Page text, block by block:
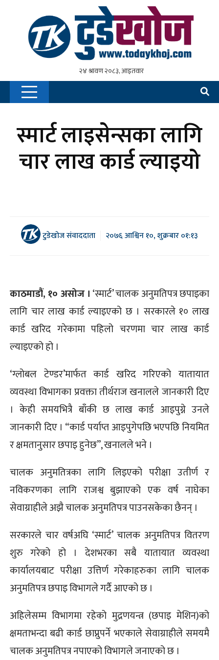
स्मार्ट लाइसेन्सका लागि
चार लाख कार्ड ल्याइयो
टुडेखोज संवाददाता २०७६ आश्विन १०, शुक्रबार ०१:१३
काठमाडौं, १० असोज । ‘स्मार्ट’ चालक अनुमतिपत्र छपाइका
लागि चार लाख कार्ड ल्याइएको छ । सरकारले १० लाख
कार्ड खरिद गरेकामा पहिलो चरणमा चार लाख कार्ड
ल्याइएको हो ।
‘ग्लोबल टेण्डर’मार्फत कार्ड खरिद गरिएको यातायात
व्यवस्था विभागका प्रवक्ता तीर्थराज खनालले जानकारी दिए
। केही समयभित्रै बाँकी छ लाख कार्ड आइपुग्ने उनले
जानकारी दिए । “कार्ड पर्याप्त आइपुगेपछि भएपछि नियमित
र क्षमतानुसार छपाइ हुनेछ”, खनालले भने ।
चालक अनुमतित्रका लागि लिइएको परीक्षा उतीर्ण र
नविकरणका लागि राजश्व बुझाएको एक वर्ष नाघेका
सेवाग्राहीले अझै चालक अनुमतिपत्र पाउनसकेका छैनन् ।
सरकारले चार वर्षअघि ‘स्मार्ट’ चालक अनुमतिपत्र वितरण
शुरु गरेको हो । देशभरका सबै यातायात व्यवस्था
कार्यालयबाट परीक्षा उत्तिर्ण गरेकाहरुका लागि चालक
अनुमतिपत्र छपाइ विभागले गर्दै आएको छ ।
अहिलेसम्म विभागमा रहेको मुद्रणयन्त्र (छपाइ मेशिन)को
क्षमताभन्दा बढी कार्ड छाप्नुपर्ने भएकाले सेवाग्राहीले समयमै
चालक अनुमतिपत्र नपाएको विभागले जनाएको छ ।